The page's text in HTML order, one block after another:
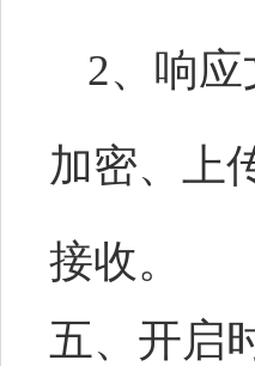
2、响
加密、上
接收。
五、开启